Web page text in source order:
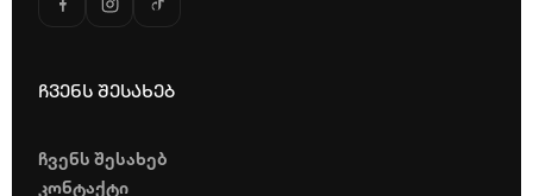
ჩვენს შესახებ
ჩვენს შესახებ
კონტაქტი